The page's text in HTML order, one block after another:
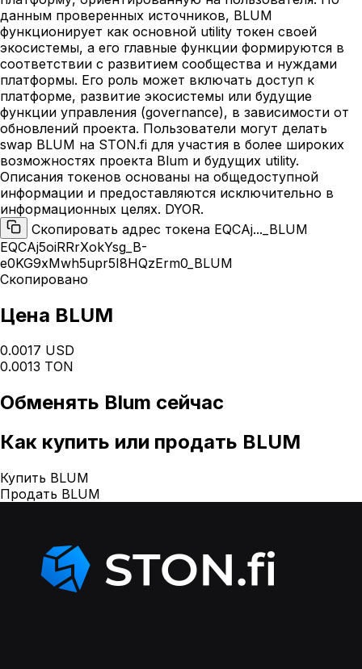
данным проверенных источников, BLUM
функционирует как основной utility токен своей
экосистемы, а его главные функции формируются в
соответствии с развитием сообщества и нуждами
платформы. Его роль может включать доступ к
платформе, развитие экосистемы или будущие
функции управления (governance), в зависимости от
обновлений проекта. Пользователи могут делать
swap BLUM на STON.fi для участия в более широких
возможностях проекта Blum и будущих utility.
Описания токенов основаны на общедоступной
информации и предоставляются исключительно в
информационных целях. DYOR.
Скопировать адрес токена EQCAj..._BLUM
EQCAj5oiRRrXokYsg_B-
e0KG9xMwh5upr5I8HQzErm0_BLUM
Скопировано
Цена BLUM
0.0017 USD
0.0013 TON
Обменять Blum сейчас
Как купить или продать BLUM
Купить BLUM
Продать BLUM